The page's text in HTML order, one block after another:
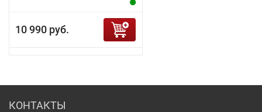
10 990 руб.
КОНТАКТЫ